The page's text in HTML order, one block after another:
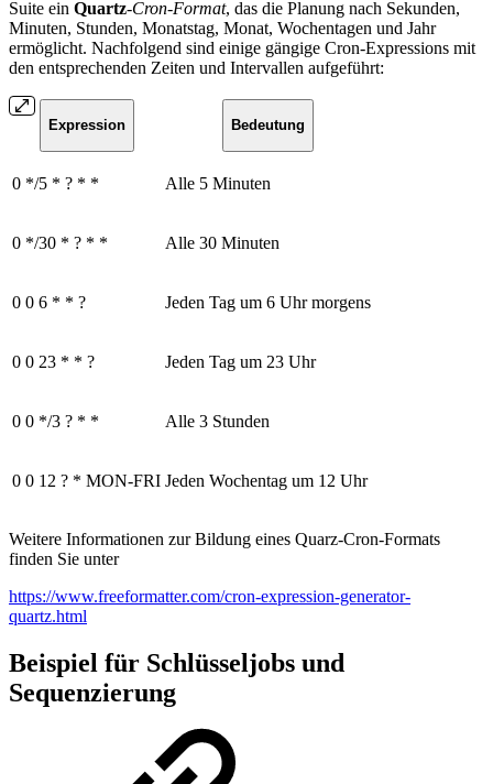
Suite ein Quartz-Cron-Format, das die Planung nach Sekunden,
Minuten, Stunden, Monatstag, Monat, Wochentagen und Jahr
ermöglicht. Nachfolgend sind einige gängige Cron-Expressions mit
den entsprechenden Zeiten und Intervallen aufgeführt:
Expression Bedeutung
0 */5 * ? * * Alle 5 Minuten
0 */30 * ? * * Alle 30 Minuten
0 0 6 * * ? Jeden Tag um 6 Uhr morgens
0 0 23 * * ? Jeden Tag um 23 Uhr
0 0 */3 ? * * Alle 3 Stunden
0 0 12 ? * MON-FRI Jeden Wochentag um 12 Uhr
Weitere Informationen zur Bildung eines Quarz-Cron-Formats
finden Sie unter
https://www.freeformatter.com/cron-expression-generator-
quartz.html
Beispiel für Schlüsseljobs und
Sequenzierung